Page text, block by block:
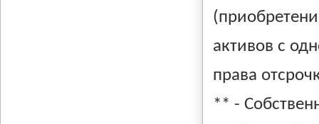
активов с
права
** -